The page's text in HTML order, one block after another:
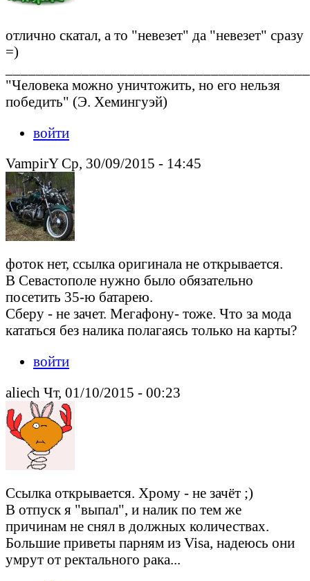
отлично скатал, а то "невезет" да "невезет" сразу
=)
"Человека можно уничтожить, но его нельзя
победить" (Э. Хемингуэй)
войти
VampirY Ср, 30/09/2015 - 14:45
фоток нет, ссылка оригинала не открывается.
В Севастополе нужно было обязательно
посетить 35-ю батарею.
Сберу - не зачет. Мегафону- тоже. Что за мода
кататься без налика полагаясь только на карты?
войти
aliech Чт, 01/10/2015 - 00:23
Ссылка открывается. Хрому - не зачёт ;)
В отпуск я "выпал", и налик по тем же
причинам не снял в должных количествах.
Большие приветы парням из Visa, надеюсь они
умрут от ректального рака...